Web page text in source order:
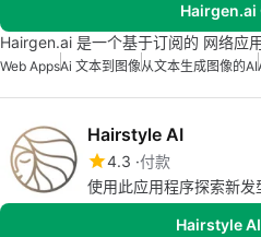
Hairgen.ai
Hairgen.ai 是一个基于订阅的 网络应
Web AppsAi 文本到图像从文本生成图像的AI
Hairstyle AI
4.3 付款
使用此应用程序探索新发
Hairstyle